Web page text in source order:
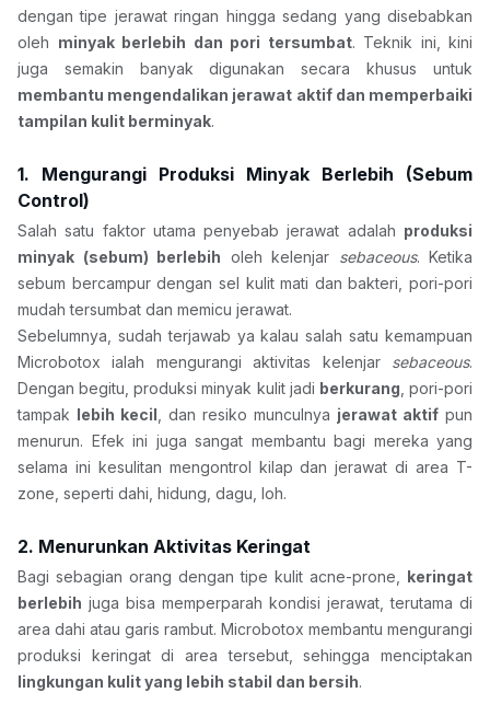
dengan tipe jerawat ringan hingga sedang yang disebabkan
oleh minyak berlebih dan pori tersumbat. Teknik ini, kini
membantu mengendalikan jerawat aktif dan memperbaiki
tampilan kulit berminyak.
1. Mengurangi Produksi Minyak Berlebih (Sebum
Control)
Salah satu faktor utama penyebab jerawat adalah produksi
minyak (sebum) berlebih oleh kelenjar sebaceous. Ketika
sebum bercampur dengan sel kulit mati dan bakteri, pori-pori
mudah tersumbat dan memicu jerawat.
Sebelumnya, sudah terjawab ya kalau salah satu kemampuan
Microbotox ialah mengurangi aktivitas kelenjar sebaceous.
Dengan begitu, produksi minyak kulit jadi berkurang , pori-pori
tampak lebih kecil , dan resiko munculnya jerawat aktif pun
menurun. Efek ini juga sangat membantu bagi mereka yang
selama ini kesulitan mengontrol kilap dan jerawat di area T-
zone, seperti dahi, hidung, dagu, loh.
2. Menurunkan Aktivitas Keringat
Bagi sebagian orang dengan tipe kulit acne-prone, keringat
berlebih juga bisa memperparah kondisi jerawat, terutama di
area dahi atau garis rambut. Microbotox membantu mengurangi
lingkungan kulit yang lebih stabil dan bersih.